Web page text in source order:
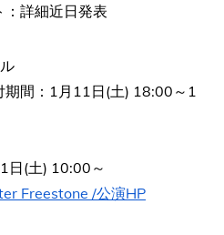
詳細近日発表
期間：1月11日(土) 18:00～1
日(土) 10:00～
Freestone /公演HP